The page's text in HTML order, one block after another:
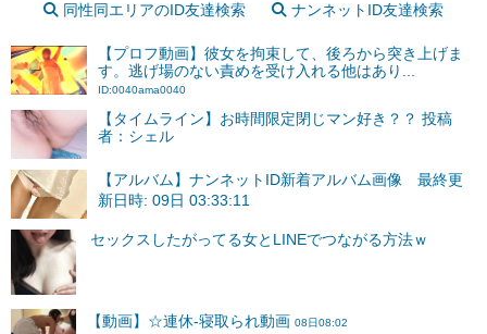
同性同エリアのID友達検索 ナンネットID友達検索
【プロフ動画】彼女を拘束して、後ろから突き上げま
す。逃げ場のない責めを受け入れる他はあり...
ID:0040ama0040
【タイムライン】お時間限定閉じマン好き？？ 投稿
者：シェル
【アルバム】ナンネットID新着アルバム画像 最終更
新日時: 09日 03:33:11